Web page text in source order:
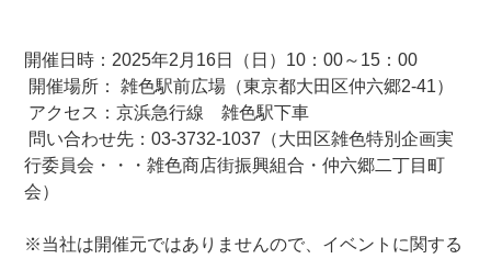
開催日時：2025年2月16日（日）10：00～15：00
開催場所： 雑色駅前広場（東京都大田区仲六郷2-41）
アクセス：京浜急行線 雑色駅下車
問い合わせ先：03-3732-1037（大田区雑色特別企画実
行委員会・・・雑色商店街振興組合・仲六郷二丁目町
会）
※当社は開催元ではありませんので、イベントに関する